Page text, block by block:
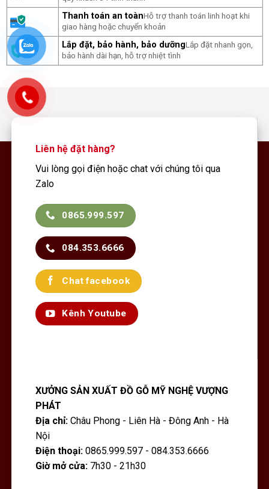
Thanh toán an toànHỗ trợ thanh toán linh hoạt khi
giao hàng hoặc chuyển khoản
Lắp đặt, bảo hành, bảo dưỡngLắp đặt nhanh gọn,
bảo hành dài hạn, hỗ trợ nhiệt tình
Liên hệ đặt hàng?
Vui lòng gọi điện hoặc chat với chúng tôi qua
Zalo
0865.999.597
084.353.6666
Chat facebook
Kênh Youtube
XƯỞNG SẢN XUẤT ĐỒ GỖ MỸ NGHỆ VƯỢNG
PHÁT
Địa chỉ:Châu Phong - Liên Hà - Đông Anh - Hà
Nội
Điện thoại:0865.999.597 - 084.353.6666
Giờ mở cửa:7h30 - 21h30